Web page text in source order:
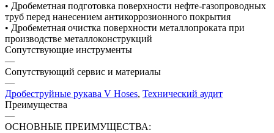
• Дробеметная подготовка поверхности нефте-газопроводных
труб перед нанесением антикоррозионного покрытия
• Дробеметная очистка поверхности металлопроката при
производстве металлоконструкций
Сопутствующие инструменты
—
Сопутствующий сервис и материалы
—
Дробеструйные рукава V Hoses, Технический аудит
Преимущества
—
ОСНОВНЫЕ ПРЕИМУЩЕСТВА: